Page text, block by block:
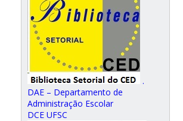
.
DAE – Departamento de
Administração Escolar
DCE UFSC